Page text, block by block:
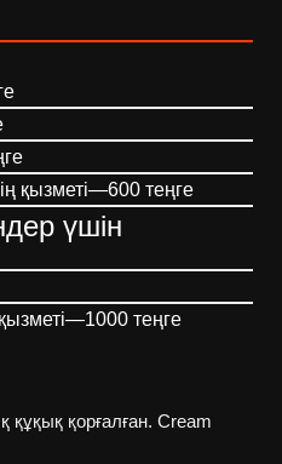
қызметі—600 теңге
үшін
қызметі—1000 теңге
қорғалған. Cream